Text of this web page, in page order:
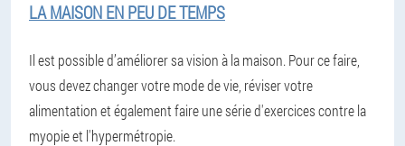
LA MAISON EN PEU DE TEMPS
Il est possible d’améliorer sa vision à la maison. Pour ce faire,
vous devez changer votre mode de vie, réviser votre
alimentation et également faire une série d'exercices contre la
myopie et l'hypermétropie.